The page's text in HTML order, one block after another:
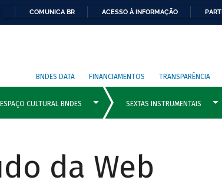
COMUNICA BR ACESSO À INFORMAÇÃO
BNDES DATA FINANCIAMENTOS TRANSPARÊNCIA
da Web